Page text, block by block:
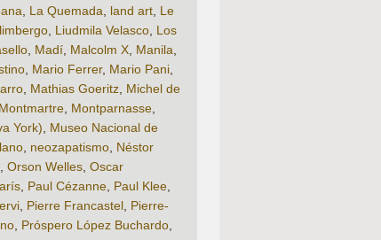
La Quemada land art Le
Liudmila Velasco Los
Madí Malcolm X Manila
Mario Ferrer, Mario Pani
Mathias Goeritz Michel de
Montmartre Montparnasse
York)
Museo Nacional de
neozapatismo Néstor
Orson Welles Oscar
Paul Cézanne Paul Klee
Pierre Francastel Pierre-
Próspero López Buchardo